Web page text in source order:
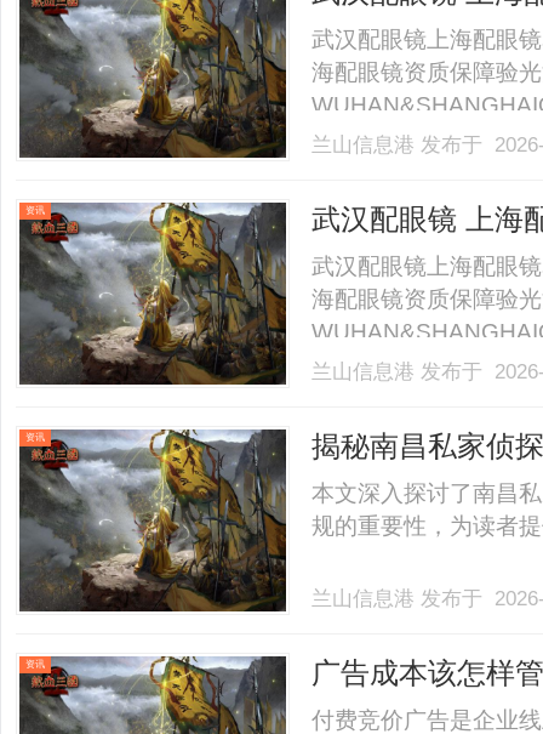
武汉配眼镜上海配眼
海配眼镜资质保障验
业验光配镜的写字楼
40%-60%优惠，兼顾
兰山信息港 发布于
资讯 武汉配眼镜 上海
武汉配眼镜上海配眼
海配眼镜资质保障验
业验光配镜的写字楼
40%-60%优惠，兼顾
兰山信息港 发布于
资讯 揭秘南昌私家侦
本文深入探讨了南昌
规的重要性，为读者
兰山信息港 发布于
资讯 广告成本该怎样
付费竞价广告是企业